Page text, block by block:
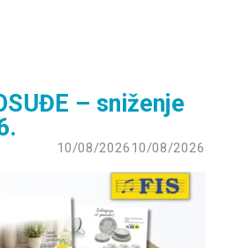
– sniženje
10/08/2026 10/08/2026